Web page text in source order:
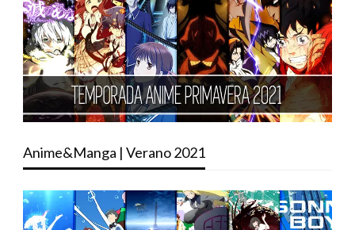
Anime&Manga | Verano 2021